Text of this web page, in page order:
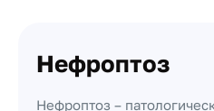
Нефроптоз
Нефроптоз –